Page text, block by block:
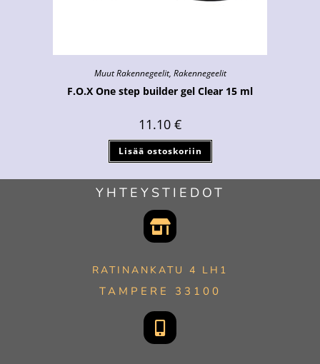
Muut Rakennegeelit, Rakennegeelit
F.O.X One step builder gel Clear 15 ml
11.10 €
Lisää ostoskoriin
YHTEYSTIEDOT
RATINANKATU 4 LH1
TAMPERE 33100